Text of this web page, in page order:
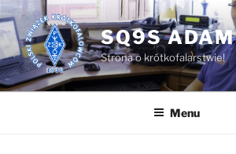
Przejdź
do
treści
SQ9S ADAM
Strona o krótkofalarstwie!
Menu